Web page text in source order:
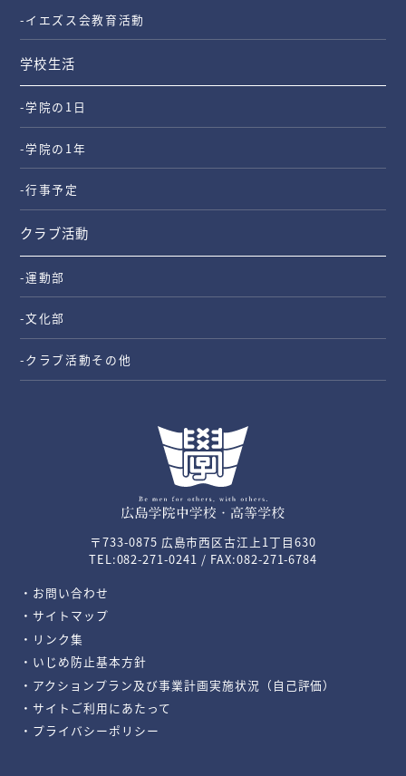
〒733-0875 広島市西区古江上1丁目630
TEL:082-271-0241 / FAX:082-271-6784
・お問い合わせ
・サイトマップ
・リンク集
・いじめ防止基本方針
・アクションプラン及び事業計画実施状況（自己評価）
・サイトご利用にあたって
・プライバシーポリシー
-イエズス会教育活動
学校生活
-学院の1日
-学院の1年
-行事予定
クラブ活動
-運動部
-文化部
-クラブ活動その他